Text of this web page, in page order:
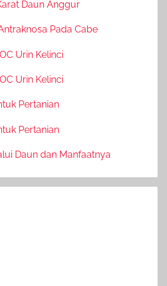
Daun Anggur
Pada Cabe
Urin Kelinci
Urin Kelinci
Pertanian
Pertanian
Daun dan Manfaatnya